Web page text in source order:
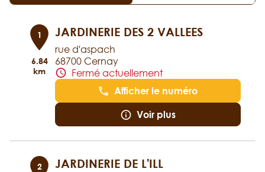
1
6.84
km
JARDINERIE DES 2 VALLEES
rue d'aspach
68700 Cernay
Fermé actuellement
Afficher le numéro
Voir plus
2 JARDINERIE DE L'ILL